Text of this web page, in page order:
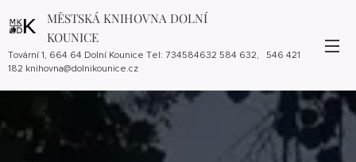
MĚSTSKÁ KNIHOVNA DOLNÍ
KOUNICE
Tovární 1, 664 64 Dolní Kounice Tel: 734584632 584 632, 546 421
182 knihovna@dolnikounice.cz